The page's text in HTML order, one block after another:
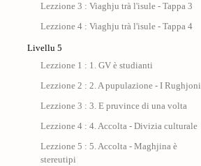
Lezzione 3 : Viaghju trà l'isule - Tappa 3
Lezzione 4 : Viaghju trà l'isule - Tappa 4
Livellu 5
Lezzione 1 : 1. GV è studianti
Lezzione 2 : 2. A pupulazione - I Rughjoni
Lezzione 3 : 3. E pruvince di una volta
Lezzione 4 : 4. Accolta - Divizia culturale
Lezzione 5 : 5. Accolta - Maghjina è
stereutipi